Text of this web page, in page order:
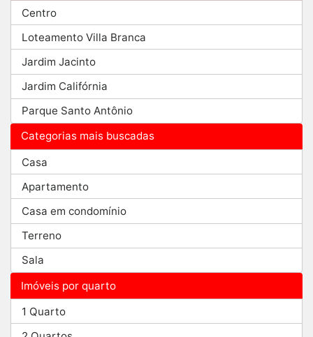
Centro
Loteamento Villa Branca
Jardim Jacinto
Jardim Califórnia
Parque Santo Antônio
Categorias mais buscadas
Casa
Apartamento
Casa em condomínio
Terreno
Sala
Imóveis por quarto
1 Quarto